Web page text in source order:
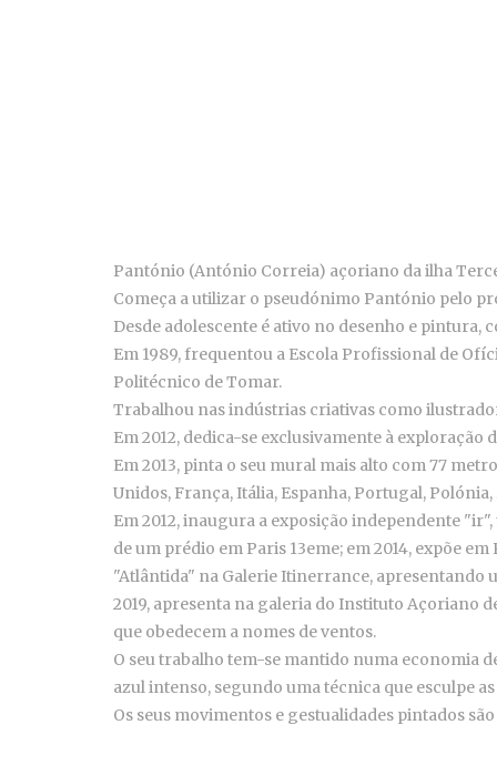
Pantónio (António Correia) açoriano da ilha
Começa a utilizar o pseudónimo Pantónio pelo
Desde adolescente é ativo no desenho e pintura,
Em 1989, frequentou a Escola Profissional de
Politécnico de Tomar.
Trabalhou nas indústrias criativas como
Em 2012, dedica-se exclusivamente à
Em 2013, pinta o seu mural mais alto com 77
Unidos, França, Itália, Espanha, Portugal,
Em 2012, inaugura a exposição independente
de um prédio em Paris 13eme; em 2014, expõe
"Atlântida" na Galerie Itinerrance, apresentando
2019, apresenta na galeria do Instituto Açoriano
que obedecem a nomes de ventos.
O seu trabalho tem-se mantido numa economia
azul intenso, segundo uma técnica que esculpe
Os seus movimentos e gestualidades pintados